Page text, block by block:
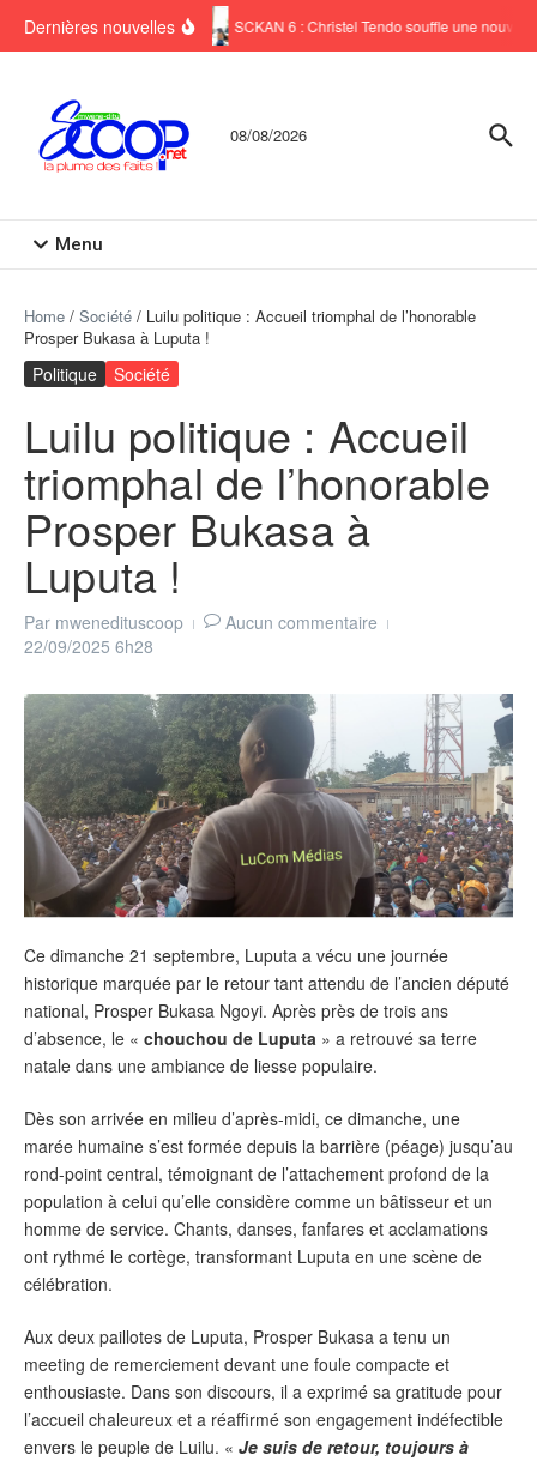
Dernières nouvelles SCKAN 6 : Christel Tendo souffle une nouvelle
08/08/2026
Menu
Home / Société / Luilu politique : Accueil triomphal de l’honorable
Prosper Bukasa à Luputa !
Politique Société
Luilu politique : Accueil
triomphal de l’honorable
Prosper Bukasa à
Luputa !
Par mwenedituscoop
Aucun commentaire
22/09/2025 6h28
Ce dimanche 21 septembre, Luputa a vécu une journée
historique marquée par le retour tant attendu de l’ancien député
national, Prosper Bukasa Ngoyi. Après près de trois ans
d’absence, le « chouchou de Luputa » a retrouvé sa terre
natale dans une ambiance de liesse populaire.
Dès son arrivée en milieu d’après-midi, ce dimanche, une
marée humaine s’est formée depuis la barrière (péage) jusqu’au
rond-point central, témoignant de l’attachement profond de la
population à celui qu’elle considère comme un bâtisseur et un
homme de service. Chants, danses, fanfares et acclamations
ont rythmé le cortège, transformant Luputa en une scène de
célébration.
Aux deux paillotes de Luputa, Prosper Bukasa a tenu un
meeting de remerciement devant une foule compacte et
enthousiaste. Dans son discours, il a exprimé sa gratitude pour
l’accueil chaleureux et a réaffirmé son engagement indéfectible
envers le peuple de Luilu. « Je suis de retour, toujours à